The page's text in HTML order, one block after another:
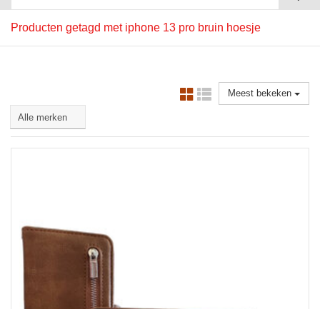
Producten getagd met iphone 13 pro bruin hoesje
Meest bekeken